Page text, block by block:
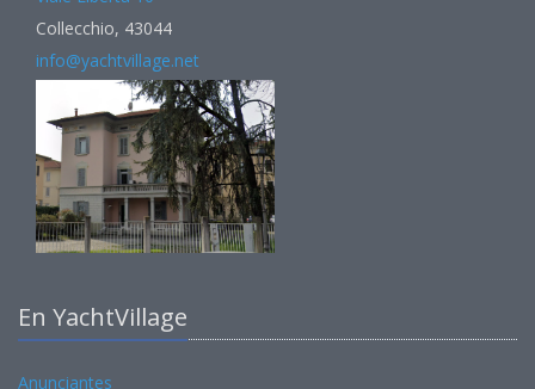
Collecchio, 43044
info@yachtvillage.net
En YachtVillage
Anunciantes